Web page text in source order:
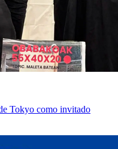
Tokyo como invitado